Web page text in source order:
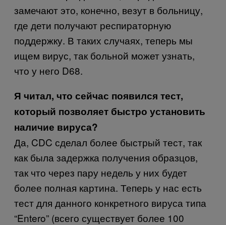
замечают это, конечно, везут в больницу,
где дети получают респираторную
поддержку. В таких случаях, теперь мы
ищем вирус, так больной может узнать,
что у него D68.
Я читал, что сейчас появился тест,
который позволяет быстро установить
наличие вируса?
Да, CDC сделал более быстрый тест, так
как была задержка получения образцов,
так что через пару недель у них будет
более полная картина. Теперь у нас есть
тест для данного конкретного вируса типа
“Entero” (всего существует более 100